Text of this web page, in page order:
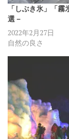
「しぶき氷」「
選－
2022年2月27日
自然の良さ